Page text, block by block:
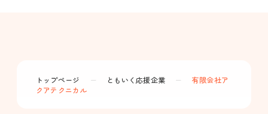
トップページ ー ともいく応援企業 ー
有限会社ア
クアテクニカル